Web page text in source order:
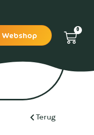
Webshop
0
Terug